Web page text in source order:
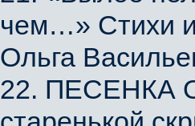
чем…» Стихи
Ольга
22. ПЕСЕНКА